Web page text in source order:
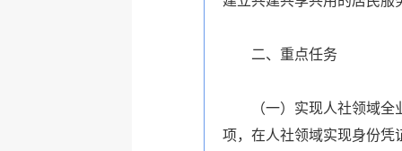
二、重点任务
（一）实现人社领域
项，在人社领域实现身份凭